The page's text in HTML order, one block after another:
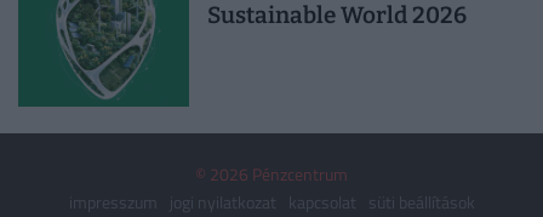
Sustainable World 2026
© 2026 Pénzcentrum
impresszum
jogi nyilatkozat kapcsolat
süti beállítások